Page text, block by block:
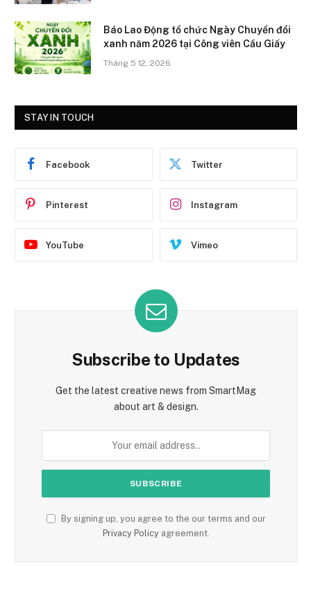
Báo Lao Động tổ chức Ngày Chuyển đổi
xanh năm 2026 tại Công viên Cầu Giấy
Tháng 5 12, 2026
STAY IN TOUCH
Facebook Twitter
Pinterest Instagram
YouTube Vimeo
Subscribe to Updates
Get the latest creative news from SmartMag
about art & design.
By signing up, you agree to the our terms and our
Privacy Policyagreement.